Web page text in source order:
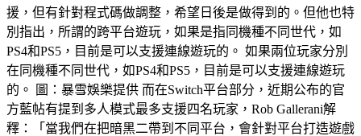
援，但有針對程式碼做調整，希望日後是做得到的。但他也特
別指出，所謂的跨平台遊玩，如果是指同機種不同世代，如
PS4和PS5，目前是可以支援連線遊玩的。 如果兩位玩家分別
在同機種不同世代，如PS4和PS5，目前是可以支援連線遊玩
的。 圖：暴雪娛樂提供 而在Switch平台部分，近期公布的官
方藍帖有提到多人模式最多支援四名玩家，Rob Gallerani解
釋：「當我們在把暗黑二帶到不同平台，會針對平台打造遊戲